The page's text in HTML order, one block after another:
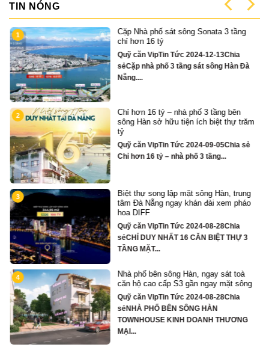
TIN NÓNG
1
Cặp Nhà phố sát sông Sonata 3 tầng
chỉ hơn 16 tỷ
Quỹ căn VipTin Tức 2024-12-13Chia
sẻCặp nhà phố 3 tầng sát sông Hàn Đà
Nẵng....
2
Chỉ hơn 16 tỷ – nhà phố 3 tầng bên
sông Hàn sở hữu tiện ích biệt thự trăm
tỷ
Quỹ căn VipTin Tức 2024-09-05Chia sẻ
Chỉ hơn 16 tỷ – nhà phố 3 tầng...
3
Biệt thự song lập mặt sông Hàn, trung
tâm Đà Nẵng ngay khán đài xem pháo
hoa DIFF
Quỹ căn VipTin Tức 2024-08-28Chia
sẻCHỈ DUY NHẤT 16 CĂN BIỆT THỰ 3
TẦNG MẶT...
4
Nhà phố bên sông Hàn, ngay sát toà
căn hộ cao cấp S3 gần ngay mặt sông
Quỹ căn VipTin Tức 2024-08-28Chia
sẻNHÀ PHỐ BÊN SÔNG HÀN
TOWNHOUSE KINH DOANH THƯƠNG
MẠI...